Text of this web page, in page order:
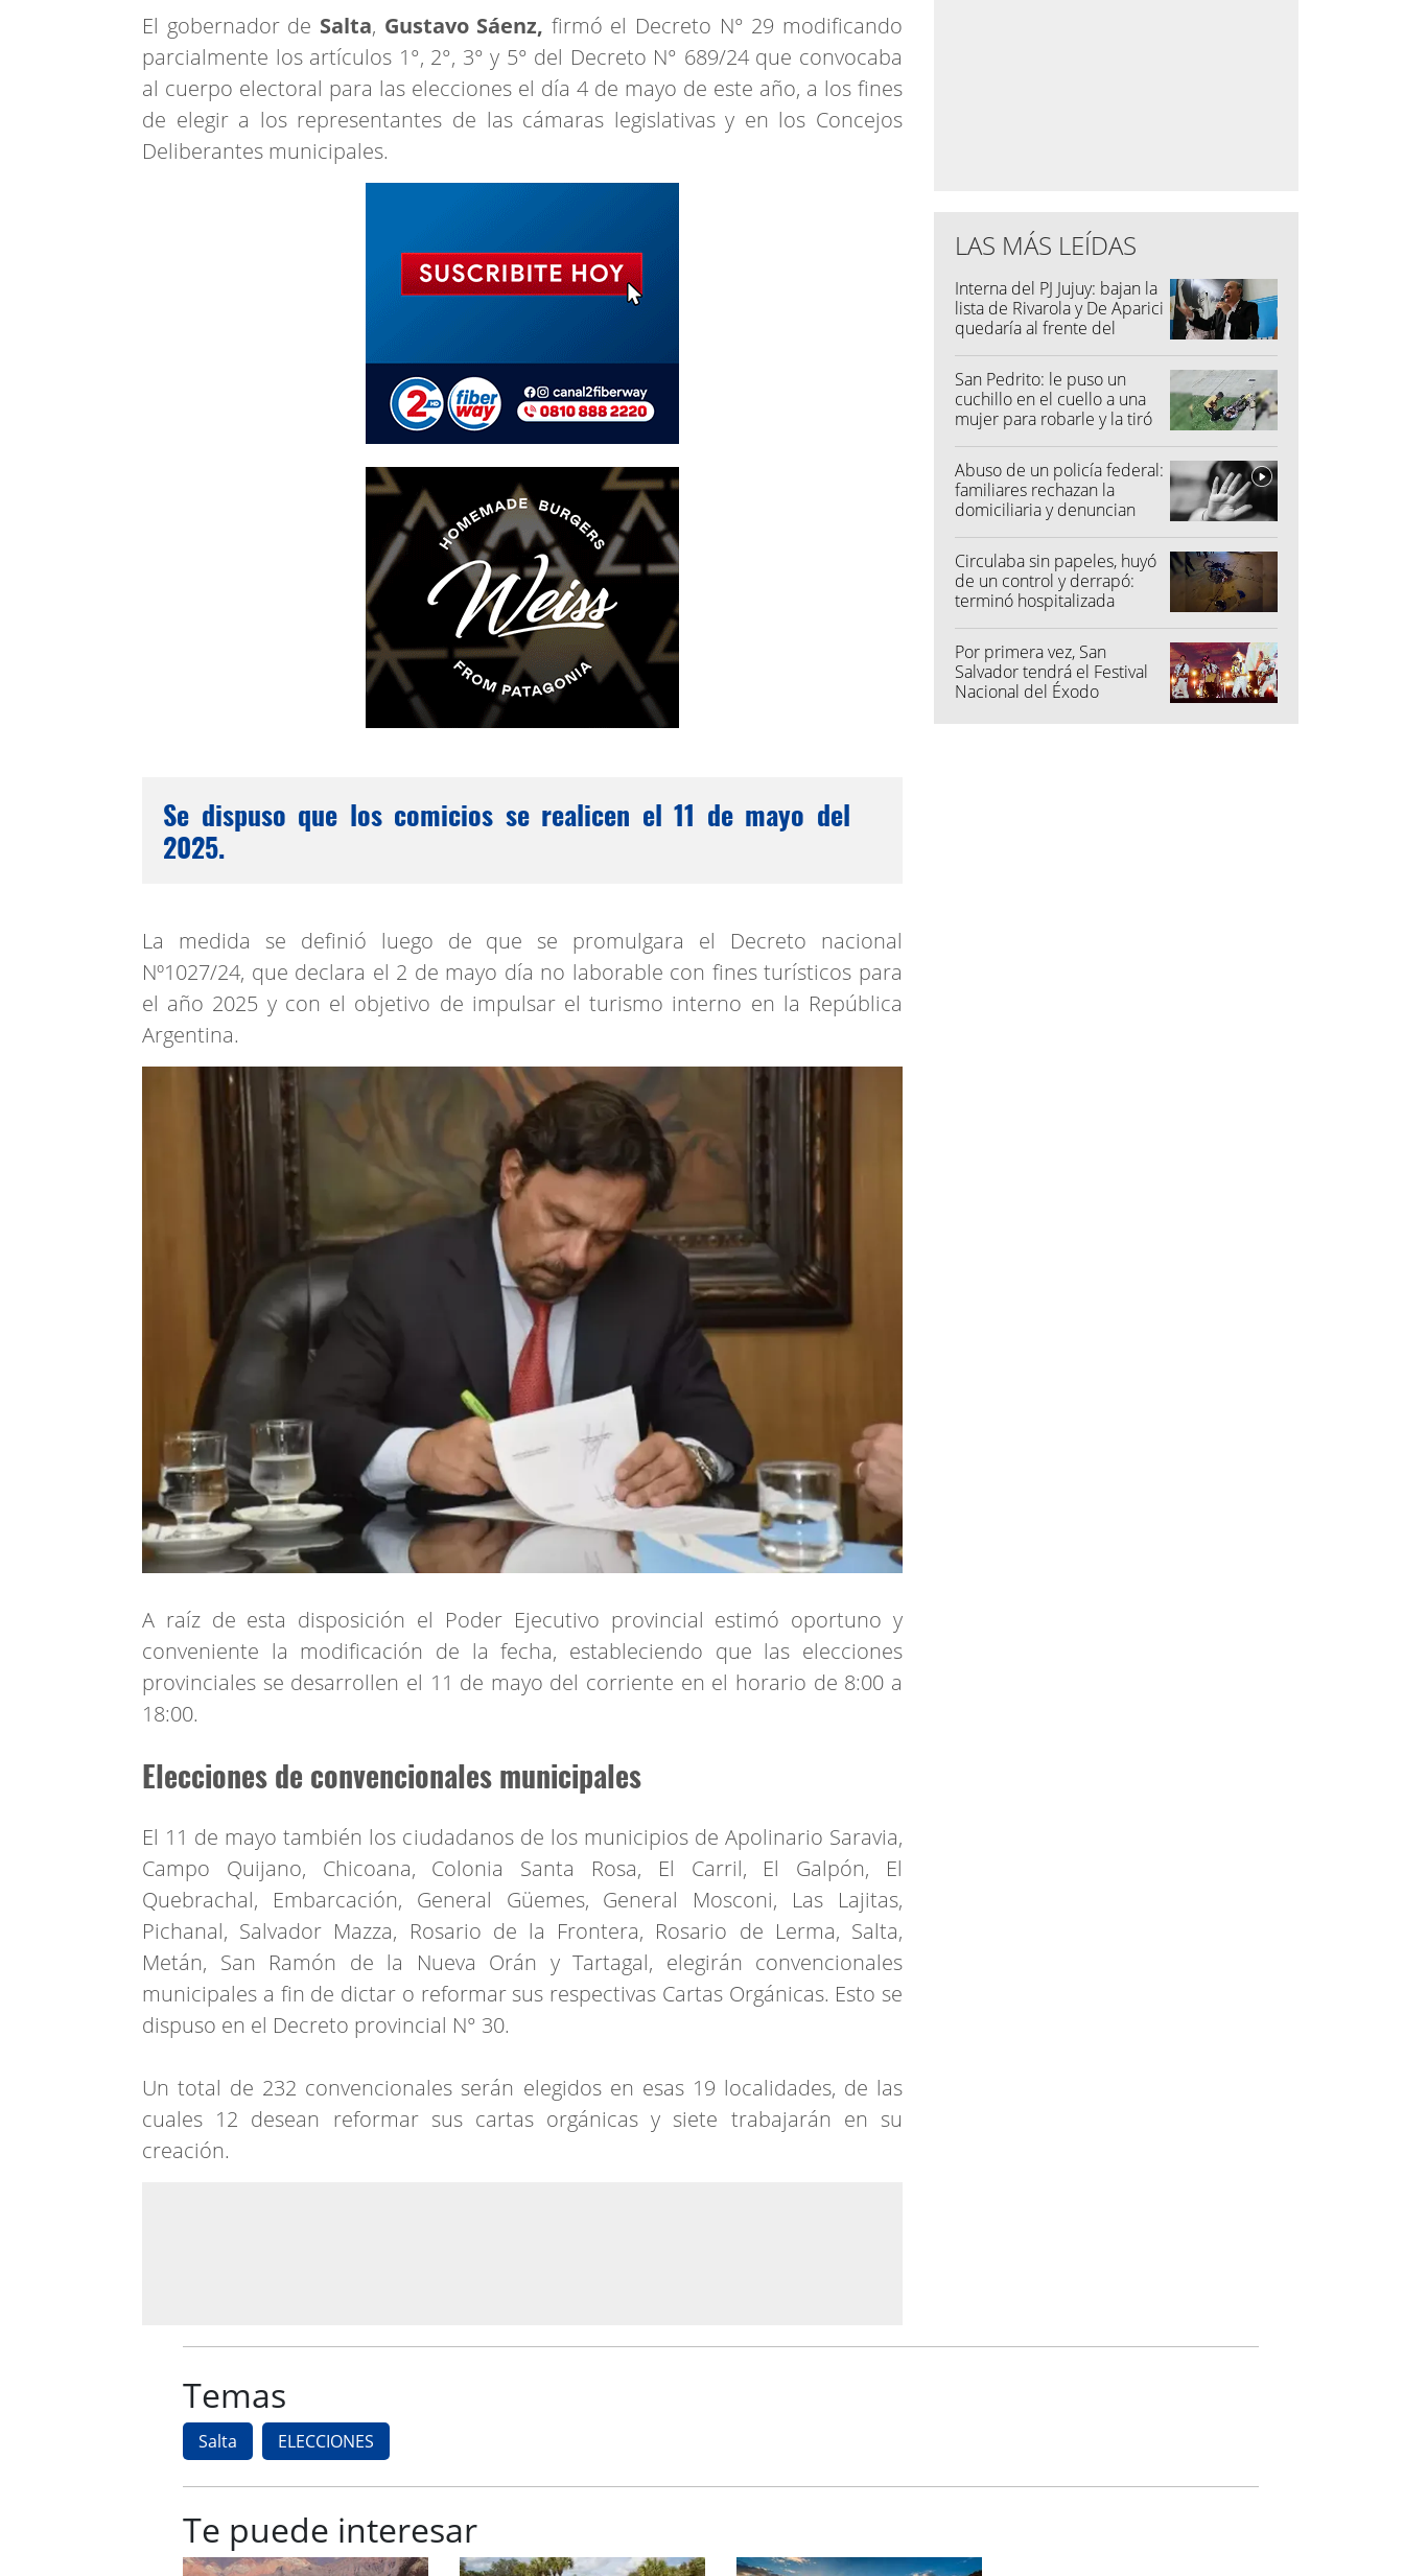
El gobernador de Salta, Gustavo Sáenz, firmó el Decreto N° 29 modificando
parcialmente los artículos 1°, 2°, 3° y 5° del Decreto N° 689/24 que convocaba
al cuerpo electoral para las elecciones el día 4 de mayo de este año, a los fines
de elegir a los representantes de las cámaras legislativas y en los Concejos
Deliberantes municipales.
Se dispuso que los comicios se realicen el 11 de mayo del
2025.
La medida se definió luego de que se promulgara el Decreto nacional
Nº1027/24, que declara el 2 de mayo día no laborable con fines turísticos para
el año 2025 y con el objetivo de impulsar el turismo interno en la República
Argentina.
A raíz de esta disposición el Poder Ejecutivo provincial estimó oportuno y
conveniente la modificación de la fecha, estableciendo que las elecciones
provinciales se desarrollen el 11 de mayo del corriente en el horario de 8:00 a
18:00.
Elecciones de convencionales municipales
El 11 de mayo también los ciudadanos de los municipios de Apolinario Saravia,
Campo Quijano, Chicoana, Colonia Santa Rosa, El Carril, El Galpón, El
Quebrachal, Embarcación, General Güemes, General Mosconi, Las Lajitas,
Pichanal, Salvador Mazza, Rosario de la Frontera, Rosario de Lerma, Salta,
Metán, San Ramón de la Nueva Orán y Tartagal, elegirán convencionales
municipales a fin de dictar o reformar sus respectivas Cartas Orgánicas. Esto se
dispuso en el Decreto provincial N° 30.
Un total de 232 convencionales serán elegidos en esas 19 localidades, de las
cuales 12 desean reformar sus cartas orgánicas y siete trabajarán en su
creación.
LAS MÁS LEÍDAS
Interna del PJ Jujuy: bajan la
lista de Rivarola y De Aparici
quedaría al frente del
San Pedrito: le puso un
cuchillo en el cuello a una
mujer para robarle y la tiró
Abuso de un policía federal:
familiares rechazan la
domiciliaria y denuncian
Circulaba sin papeles, huyó
de un control y derrapó:
terminó hospitalizada
Por primera vez, San
Salvador tendrá el Festival
Nacional del Éxodo
Temas
Salta ELECCIONES
Te puede interesar